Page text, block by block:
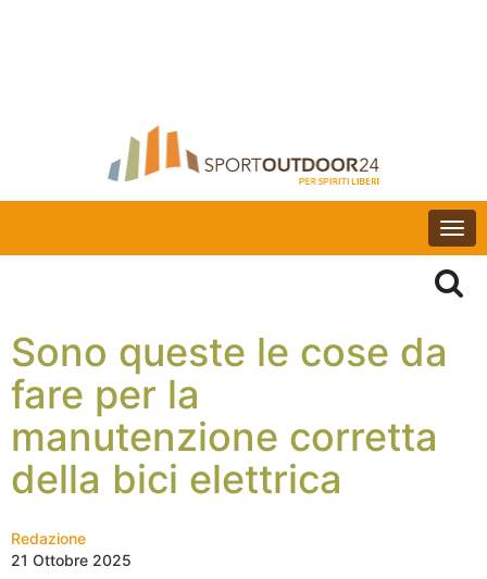
Sono queste le cose da
fare per la
manutenzione corretta
della bici elettrica
Redazione
21 Ottobre 2025